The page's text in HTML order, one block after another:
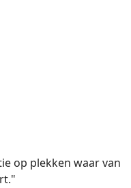
op plekken waar van